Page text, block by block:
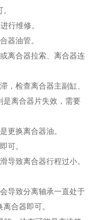
行维修。
器油管。
离合器拉索、离合器连
，检查离合器主副缸、
是离合器片失效，需要
更换离合器油。
可。
导致离合器行程过小。
导致分离轴承一直处于
合器即可。